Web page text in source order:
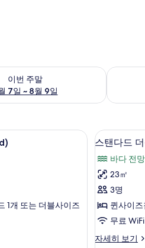
이번 주말
7일 ~ 8월 9일
가능 여부 확인, 8월 7일 ~ 8월 9일
다음 주
, 발코니 (2 adults + 1 child) | 거실 공간
1개 또는 더블사이즈
스
다
드
더
블
발
5
스탠다드
바다 전망
23㎡
3명
퀸사이즈
무료 WiFi
자세히 보기
스